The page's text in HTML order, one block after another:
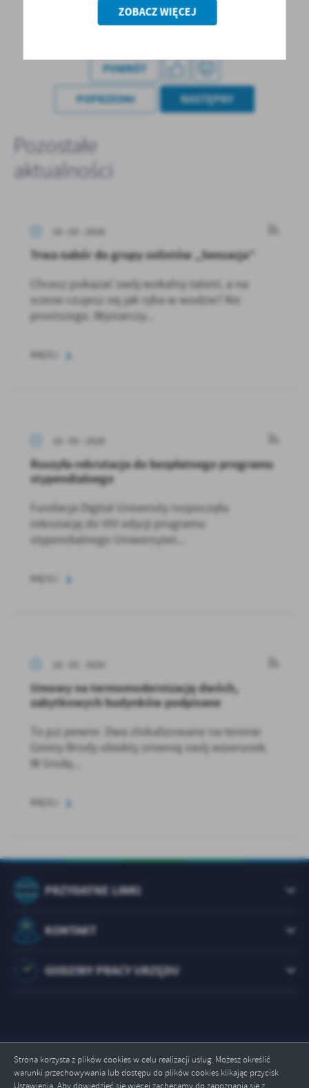
Strona korzysta z plików cookies w celu realizacji usług. Możesz określić
warunki przechowywania lub dostępu do plików cookies klikając przycisk
Ustawienia. Aby dowiedzieć się więcej zachęcamy do zapoznania się z
POWRÓT
POPRZEDNI NASTĘPNY
Pozostałe
aktualności
18 - 03 - 2026
Trwa nabór do grupy solistów „Sensacja”
Chcesz pokazać swój wokalny talent, a na
scenie czujesz się jak ryba w wodzie? Nic
prostszego. Wystarczy...
18 - 03 - 2026
Ruszyła rekrutacja do bezpłatnego programu
stypendialnego
Fundacja Digital University rozpoczęła
rekrutację do VIII edycji programu
stypendialnego Uniwersytet...
18 - 03 - 2026
Umowy na termomodernizację dwóch,
zabytkowych budynków podpisane
To już pewne. Dwa zlokalizowane na terenie
Gminy Brody obiekty zmienią swój wizerunek.
W środę...
PRZYDATNE LINKI
KONTAKT
GODZINY PRACY URZĘDU
Odwiedzin: 1072955
ZOBACZ WIĘCEJ